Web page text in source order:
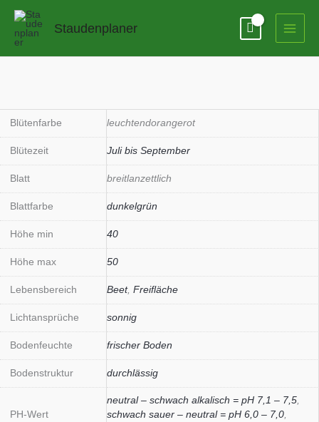
Zum
springen
Staudenplaner
Blütenfarbe leuchtendorangerot
Blütezeit Juli bis September
Blatt breitlanzettlich
Blattfarbe dunkelgrün
Höhe min 40
Höhe max 50
Lebensbereich Beet, Freifläche
Lichtansprüche sonnig
Bodenfeuchte frischer Boden
Bodenstruktur durchlässig
PH-Wert
neutral – schwach alkalisch = pH 7,1 – 7,5
schwach sauer – neutral = pH 6,0 – 7,0